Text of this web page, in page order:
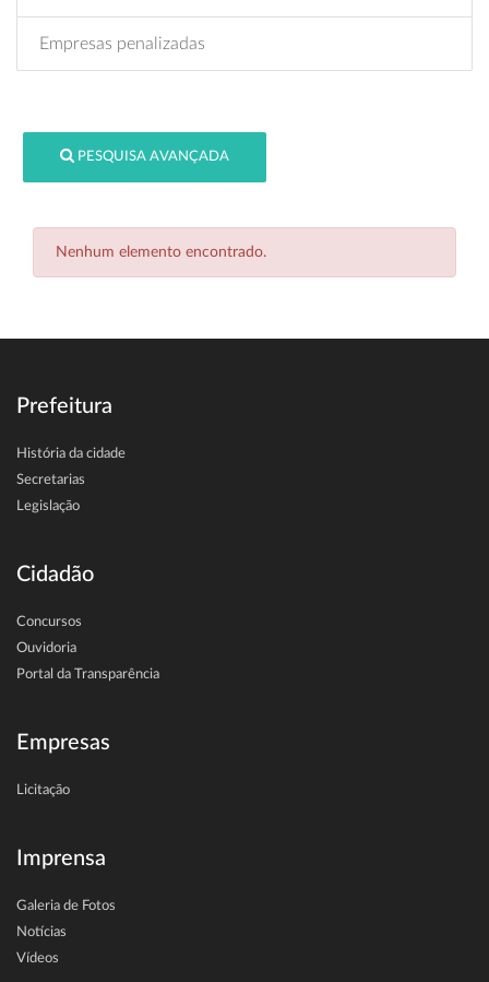
Empresas penalizadas
PESQUISA AVANÇADA
Nenhum elemento encontrado.
Prefeitura
História da cidade
Secretarias
Legislação
Cidadão
Concursos
Ouvidoria
Portal da Transparência
Empresas
Licitação
Imprensa
Galeria de Fotos
Notícias
Vídeos